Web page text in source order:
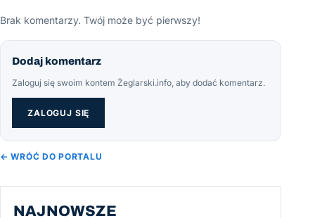
Brak komentarzy. Twój może być pierwszy!
Dodaj komentarz
Zaloguj się swoim kontem Żeglarski.info, aby dodać komentarz.
ZALOGUJ SIĘ
← WRÓĆ DO PORTALU
NAJNOWSZE